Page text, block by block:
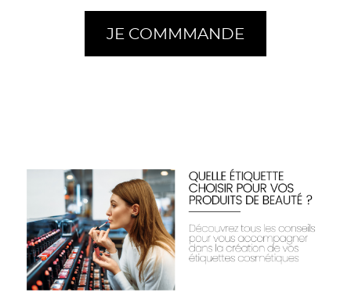
JE COMMMANDE